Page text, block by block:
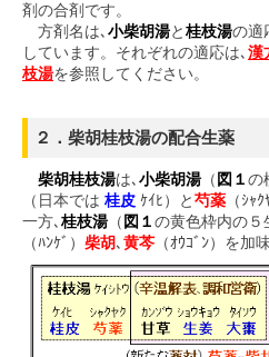
剤の合剤です。
方剤名は､ 小柴胡湯と 桂枝湯の適
しています。それぞれの適応は､ 漢
枝湯を参照してください。
２．柴胡桂枝湯の配合生薬
柴胡桂枝湯は､ 小柴胡湯（ 図１ の
（日本では 桂皮 ｹｲﾋ）と 芍薬 （ｼｬ
一方､ 桂枝湯（ 図１ の黄色枠内の５
（ﾊﾝｹﾞ） 柴胡 ､ 黄芩 （ｵｳｺﾞﾝ）を加